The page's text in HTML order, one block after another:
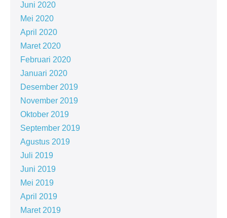
Juni 2020
Mei 2020
April 2020
Maret 2020
Februari 2020
Januari 2020
Desember 2019
November 2019
Oktober 2019
September 2019
Agustus 2019
Juli 2019
Juni 2019
Mei 2019
April 2019
Maret 2019